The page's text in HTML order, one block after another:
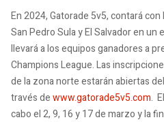
En 2024, Gatorade 5v5, contará
San Pedro Sula y El Salvador en
llevará a los equipos ganadores a
Champions League. Las
de la zona norte estarán abiertas
través dewww.gatorade5v5.com.
cabo el 2, 9, 16 y 17 de marzo y la